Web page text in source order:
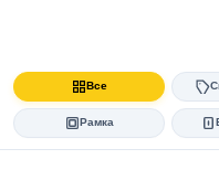
Все
Рамка